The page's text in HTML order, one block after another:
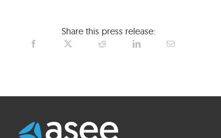
Share this press release: